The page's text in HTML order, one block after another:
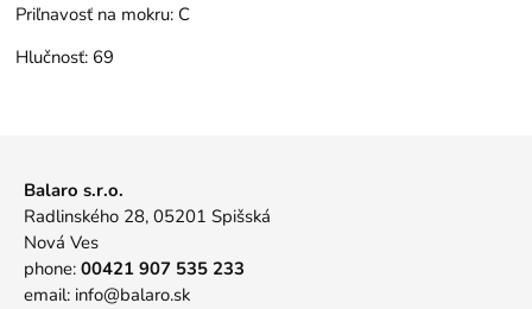
Priľnavosť na mokru: C
Hlučnosť: 69
Balaro s.r.o.
Radlinského 28, 05201 Spišská
Nová Ves
phone: 00421 907 535 233
email: info@balaro.sk